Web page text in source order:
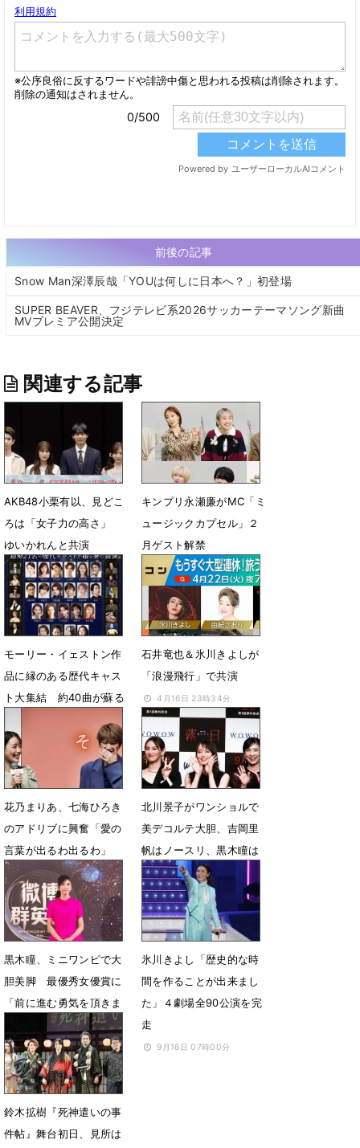
前後の記事
Snow Man深澤辰哉「YOUは何しに日本へ？」初登場
SUPER BEAVER、フジテレビ系2026サッカーテーマソング新曲
MVプレミア公開決定
関連する記事
AKB48小栗有以、見どこ
ろは「女子力の高さ」
ゆいかれんと共演
7月13日 14時17分
キンプリ永瀬廉がMC「ミ
ュージックカプセル」２
月ゲスト解禁
1月29日 18時19分
モーリー・イェストン作
品に縁のある歴代キャス
ト大集結 約40曲が蘇る
石井竜也＆氷川きよしが
「浪漫飛行」で共演
4月16日 23時34分
花乃まりあ、七海ひろき
のアドリブに興奮「愛の
言葉が出るわ出るわ」
10月1日 11時52分
北川景子がワンショルで
美デコルテ大胆、吉岡里
帆はノースリ、黒木瞳は
レース重ね
8月29日 08時08分
黒木瞳、ミニワンピで大
胆美脚 最優秀女優賞に
「前に進む勇気を頂きま
12月22日 01時54分
氷川きよし「歴史的な時
間を作ることが出来まし
た」４劇場全90公演を完
走
9月16日 07時00分
鈴木拡樹『死神遣いの事
件帖』舞台初日、見所は